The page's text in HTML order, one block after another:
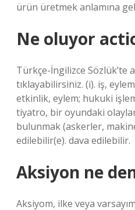
ürün üretmek anlamına
Ne oluyor
Türkçe-İngilizce Sözlük’te
tıklayabilirsiniz. (i). iş,
etkinlik, eylem; hukuki
tiyatro, bir oyundaki
bulunmak (askerler,
edilebilir(e). dava edilebilir.
Aksiyon ne
Aksiyom, ilke veya